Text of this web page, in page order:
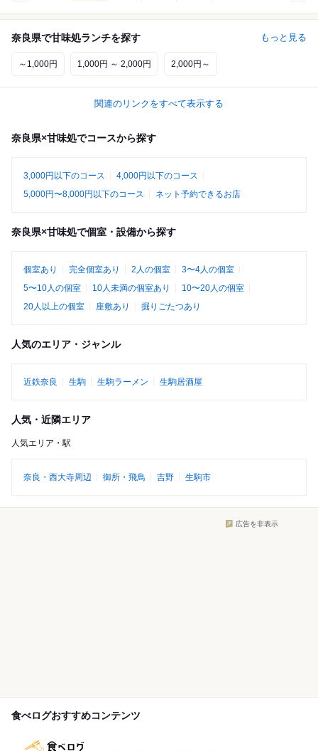
奈良県で甘味処ランチを探す もっと見る
～1,000円 1,000円 ～ 2,000円 2,000円～
関連のリンクをすべて表示する
奈良県×甘味処でコースから探す
3,000円以下のコース
4,000円以下のコース
5,000円〜8,000円以下のコース
ネット予約できるお店
奈良県×甘味処で個室・設備から探す
個室あり 完全個室あり 2人の個室
3〜4人の個室
5〜10人の個室
10人未満の個室あり
10〜20人の個室
20人以上の個室
座敷あり 掘りごたつあり
人気のエリア・ジャンル
近鉄奈良 生駒 生駒ラーメン 生駒居酒屋
人気・近隣エリア
人気エリア・駅
奈良・西大寺周辺 御所・飛鳥 吉野 生駒市
広告を非表示
食べログおすすめコンテンツ